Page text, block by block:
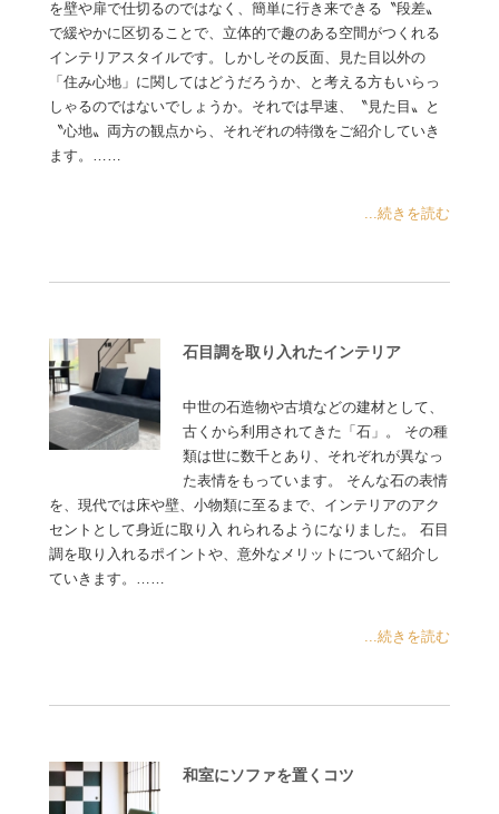
を壁や扉で仕切るのではなく、簡単に行き来できる〝段差〟
で緩やかに区切ることで、立体的で趣のある空間がつくれる
インテリアスタイルです。しかしその反面、見た目以外の
「住み心地」に関してはどうだろうか、と考える方もいらっ
しゃるのではないでしょうか。それでは早速、〝見た目〟と
〝心地〟両方の観点から、それぞれの特徴をご紹介していき
ます。……
...続きを読む
石目調を取り入れたインテリア
中世の石造物や古墳などの建材として、
古くから利用されてきた「石」。 その種
類は世に数千とあり、それぞれが異なっ
た表情をもっています。 そんな石の表情
を、現代では床や壁、小物類に至るまで、インテリアのアク
セントとして身近に取り入 れられるようになりました。 石目
調を取り入れるポイントや、意外なメリットについて紹介し
ていきます。……
...続きを読む
和室にソファを置くコツ